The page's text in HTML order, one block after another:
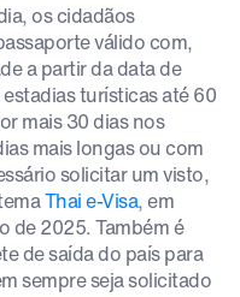
os cidadãos
válido com,
a partir da data de
turísticas até 60
mais 30 dias nos
mais longas ou com
solicitar um visto,
Thai e-Visa, em
de 2025. Também é
de saída do país para
sempre seja solicitado